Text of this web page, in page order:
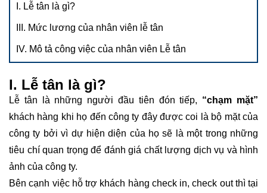
I. Lễ tân là gì?
III. Mức lương của nhân viên lễ tân
IV. Mô tả công việc của nhân viên Lễ tân
I. Lễ tân là gì?
Lễ tân là những người đầu tiên đón tiếp, “chạm mặt”
khách hàng khi họ đến công ty đây được coi là bộ mặt của
công ty bởi vì dự hiện diện của họ sẽ là một trong những
tiêu chí quan trọng để đánh giá chất lượng dịch vụ và hình
ảnh của công ty.
Bên cạnh việc hỗ trợ khách hàng check in, check out thì tại